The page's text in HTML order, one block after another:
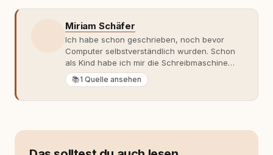
Miriam Schäfer
Ich habe schon geschrieben, noch bevor
Computer selbstverständlich wurden. Schon
als Kind habe ich mir die Schreibmaschine
meiner Eltern geschnappt und drauflos
getippt: Geschichten, Beobachtungen,
weniger guten Erfahrungen. Umso mehr hat
📚1 Quelle ansehen